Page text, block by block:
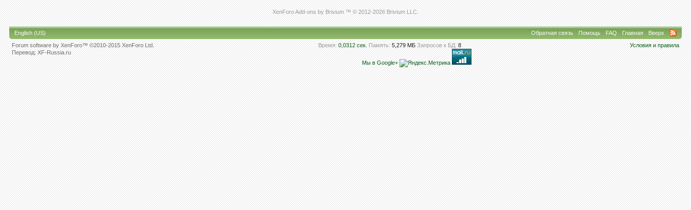
XenForo Add-ons by Brivium ™ © 2012-2026 Brivium LLC.
English (US) Обратная связь Помощь FAQ Главная
Вверх
Условия и правила
Forum software by XenForo™©2010-2015 XenForo Ltd.
Перевод:XF-Russia.ru
Время: 0,0312 сек. Память: 5,279 МБ Запросов к БД: 8
Мы в Google+